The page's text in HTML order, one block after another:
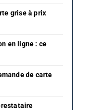
grise à prix
en ligne : ce
de carte